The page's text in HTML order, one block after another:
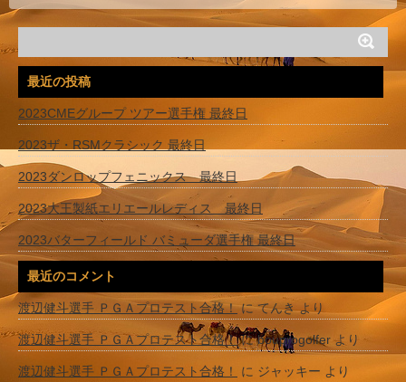
最近の投稿
2023CMEグループ ツアー選手権 最終日
2023ザ・RSMクラシック 最終日
2023ダンロップフェニックス 最終日
2023大王製紙エリエールレディス 最終日
2023バターフィールド バミューダ選手権 最終日
最近のコメント
渡辺健斗選手 ＰＧＡプロテスト合格！にてんきより
渡辺健斗選手 ＰＧＡプロテスト合格！にbouprogolfer より
渡辺健斗選手 ＰＧＡプロテスト合格！ に ジャッキー より